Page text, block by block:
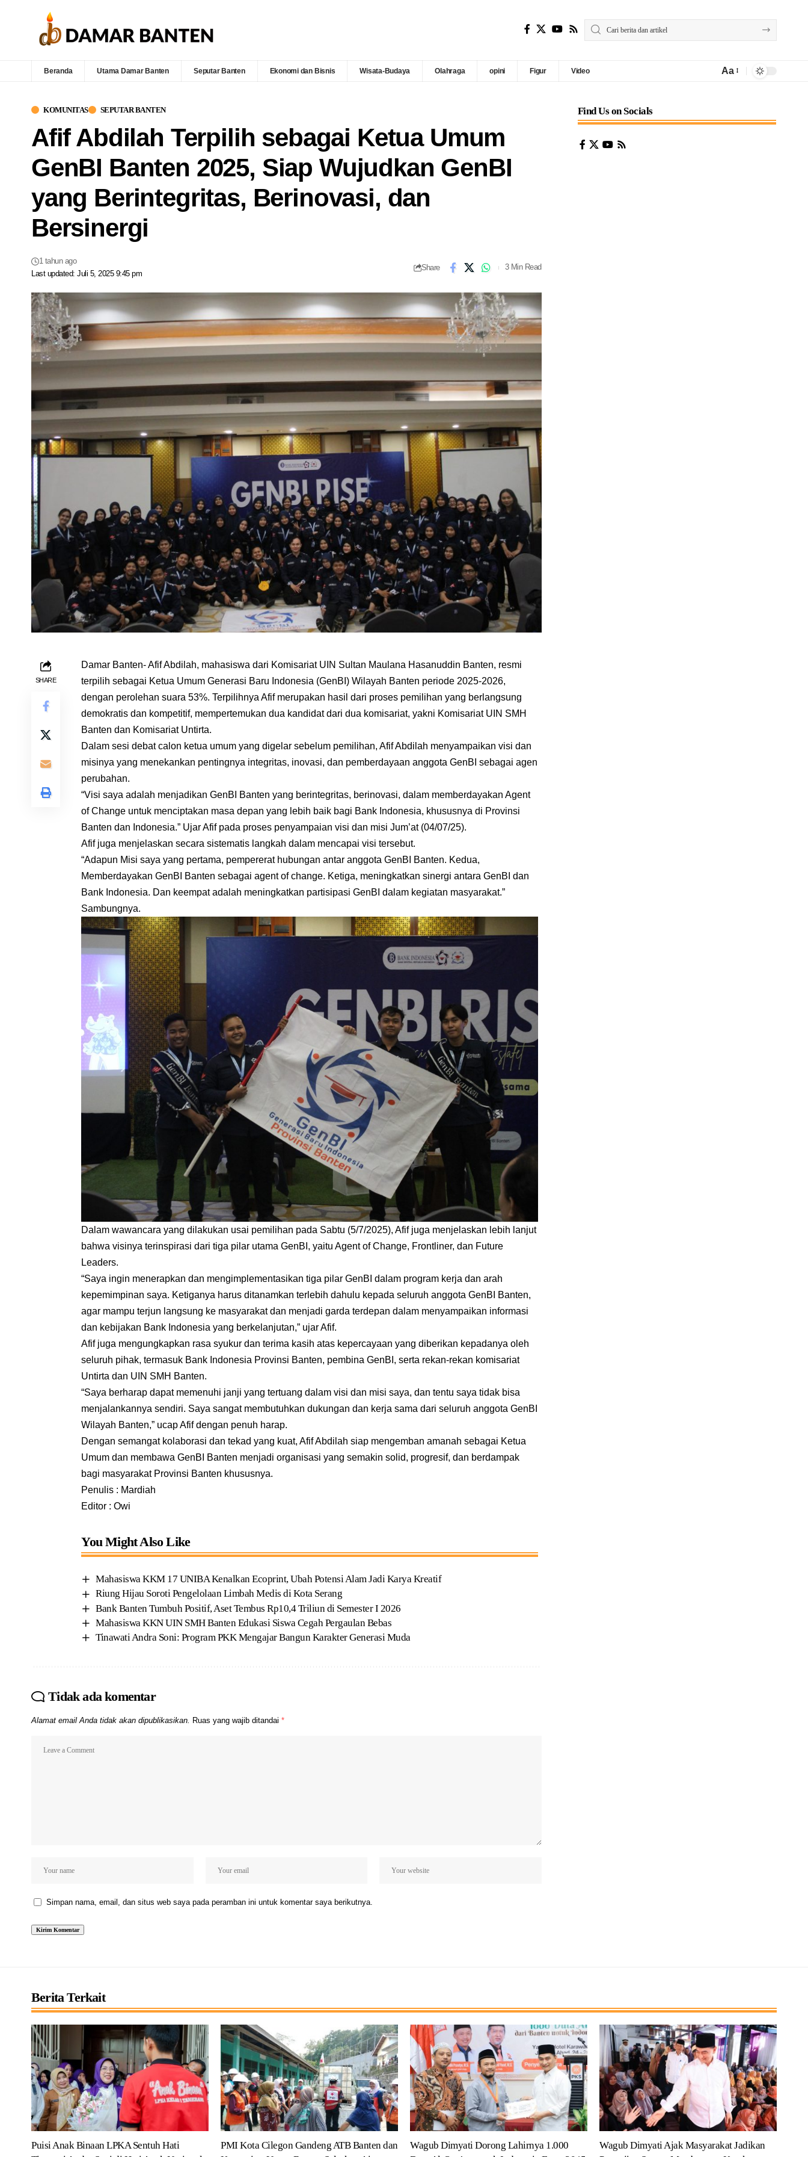
Beranda Utama Damar Banten Seputar Banten Ekonomi dan Bisnis Wisata-Budaya Olahraga opini Figur Video Aa
KOMUNITAS SEPUTAR BANTEN
Afif Abdilah Terpilih sebagai Ketua Umum
GenBI Banten 2025, Siap Wujudkan GenBI
yang Berintegritas, Berinovasi, dan
Bersinergi
Last updated: Juli 5, 2025 9:45 pm
1 tahun ago
Share 3 Min Read
SHARE
Damar Banten- Afif Abdilah, mahasiswa dari Komisariat UIN Sultan Maulana Hasanuddin Banten, resmi
terpilih sebagai Ketua Umum Generasi Baru Indonesia (GenBI) Wilayah Banten periode 2025-2026,
dengan perolehan suara 53%. Terpilihnya Afif merupakan hasil dari proses pemilihan yang berlangsung
demokratis dan kompetitif, mempertemukan dua kandidat dari dua komisariat, yakni Komisariat UIN SMH
Banten dan Komisariat Untirta.
Dalam sesi debat calon ketua umum yang digelar sebelum pemilihan, Afif Abdilah menyampaikan visi dan
misinya yang menekankan pentingnya integritas, inovasi, dan pemberdayaan anggota GenBI sebagai agen
perubahan.
“Visi saya adalah menjadikan GenBI Banten yang berintegritas, berinovasi, dalam memberdayakan Agent
of Change untuk menciptakan masa depan yang lebih baik bagi Bank Indonesia, khususnya di Provinsi
Banten dan Indonesia.” Ujar Afif pada proses penyampaian visi dan misi Jum’at (04/07/25).
Afif juga menjelaskan secara sistematis langkah dalam mencapai visi tersebut.
“Adapun Misi saya yang pertama, pempererat hubungan antar anggota GenBI Banten. Kedua,
Memberdayakan GenBI Banten sebagai agent of change. Ketiga, meningkatkan sinergi antara GenBI dan
Bank Indonesia. Dan keempat adalah meningkatkan partisipasi GenBI dalam kegiatan masyarakat.”
Sambungnya.
Dalam wawancara yang dilakukan usai pemilihan pada Sabtu (5/7/2025), Afif juga menjelaskan lebih lanjut
bahwa visinya terinspirasi dari tiga pilar utama GenBI, yaitu Agent of Change, Frontliner, dan Future
Leaders.
“Saya ingin menerapkan dan mengimplementasikan tiga pilar GenBI dalam program kerja dan arah
kepemimpinan saya. Ketiganya harus ditanamkan terlebih dahulu kepada seluruh anggota GenBI Banten,
agar mampu terjun langsung ke masyarakat dan menjadi garda terdepan dalam menyampaikan informasi
dan kebijakan Bank Indonesia yang berkelanjutan,” ujar Afif.
Afif juga mengungkapkan rasa syukur dan terima kasih atas kepercayaan yang diberikan kepadanya oleh
seluruh pihak, termasuk Bank Indonesia Provinsi Banten, pembina GenBI, serta rekan-rekan komisariat
Untirta dan UIN SMH Banten.
“Saya berharap dapat memenuhi janji yang tertuang dalam visi dan misi saya, dan tentu saya tidak bisa
menjalankannya sendiri. Saya sangat membutuhkan dukungan dan kerja sama dari seluruh anggota GenBI
Wilayah Banten,” ucap Afif dengan penuh harap.
Dengan semangat kolaborasi dan tekad yang kuat, Afif Abdilah siap mengemban amanah sebagai Ketua
Umum dan membawa GenBI Banten menjadi organisasi yang semakin solid, progresif, dan berdampak
bagi masyarakat Provinsi Banten khususnya.
Penulis : Mardiah
Editor : Owi
You Might Also Like
Mahasiswa KKM 17 UNIBA Kenalkan Ecoprint, Ubah Potensi Alam Jadi Karya Kreatif
Riung Hijau Soroti Pengelolaan Limbah Medis di Kota Serang
Bank Banten Tumbuh Positif, Aset Tembus Rp10,4 Triliun di Semester I 2026
Mahasiswa KKN UIN SMH Banten Edukasi Siswa Cegah Pergaulan Bebas
Tinawati Andra Soni: Program PKK Mengajar Bangun Karakter Generasi Muda
Tidak ada komentar
Alamat email Anda tidak akan dipublikasikan. Ruas yang wajib ditandai *
Simpan nama, email, dan situs web saya pada peramban ini untuk komentar saya berikutnya.
Find Us on Socials
Berita Terkait
Puisi Anak Binaan LPKA Sentuh Hati
PMI Kota Cilegon Gandeng ATB Banten dan
Wagub Dimyati Dorong Lahirnya 1.000
Wagub Dimyati Ajak Masyarakat Jadikan